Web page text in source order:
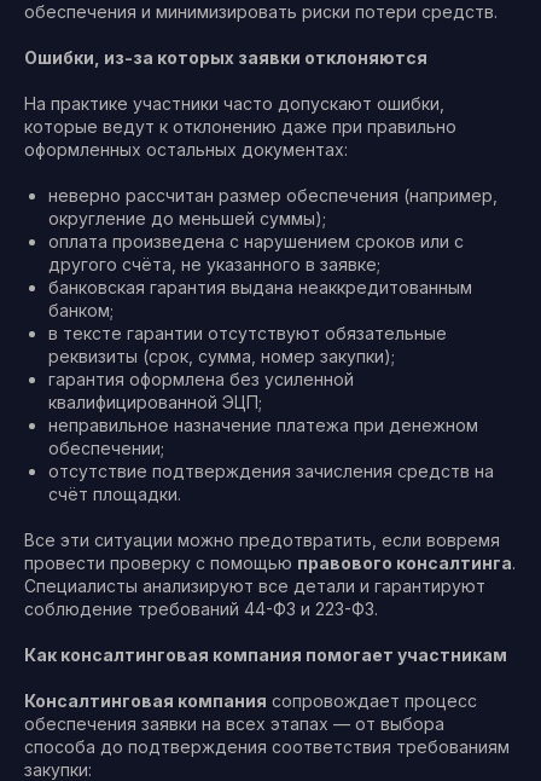
обеспечения и минимизировать риски потери средств.
Ошибки, из-за которых заявки отклоняются
На практике участники часто допускают ошибки,
которые ведут к отклонению даже при правильно
оформленных остальных документах:
неверно рассчитан размер обеспечения (например,
округление до меньшей суммы);
оплата произведена с нарушением сроков или с
другого счёта, не указанного в заявке;
банковская гарантия выдана неаккредитованным
банком;
в тексте гарантии отсутствуют обязательные
реквизиты (срок, сумма, номер закупки);
гарантия оформлена без усиленной
квалифицированной ЭЦП;
неправильное назначение платежа при денежном
обеспечении;
отсутствие подтверждения зачисления средств на
счёт площадки.
Все эти ситуации можно предотвратить, если вовремя
провести проверку с помощью правового консалтинга.
Специалисты анализируют все детали и гарантируют
соблюдение требований 44-ФЗ и 223-ФЗ.
Как консалтинговая компания помогает участникам
Консалтинговая компания сопровождает процесс
обеспечения заявки на всех этапах — от выбора
способа до подтверждения соответствия требованиям
закупки: